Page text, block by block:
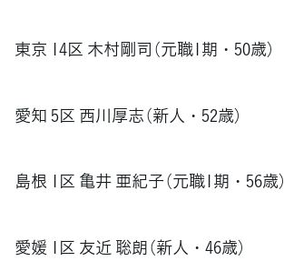
東京 14区 木村剛司（元職1期・50歳）
愛知 5区 西川厚志（新人・52歳）
島根 1区 亀井 亜紀子（元職1期・56歳）
愛媛 1区 友近 聡朗（新人・46歳）